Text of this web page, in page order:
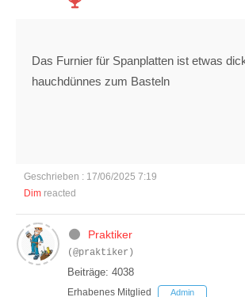
Das Furnier für Spanplatten ist etwas
hauchdünnes zum Basteln
Geschrieben : 17/06/2025 7:19
Dim reacted
Praktiker
(@praktiker)
Beiträge: 4038
Erhabenes Mitglied Admin